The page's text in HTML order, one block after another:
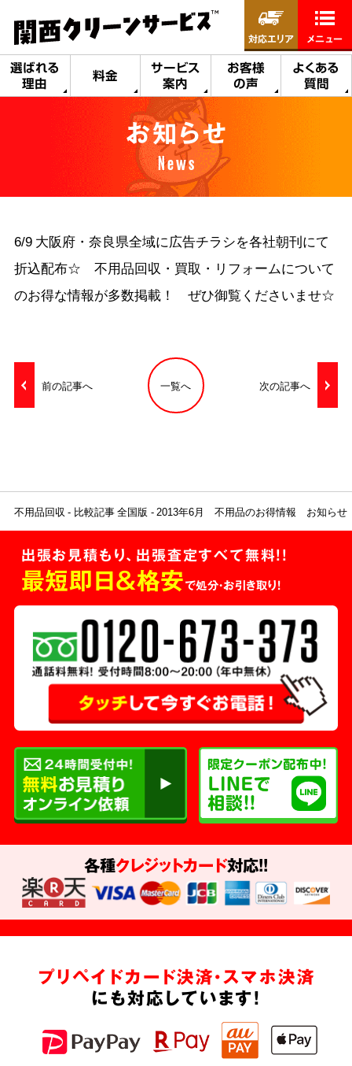
選ばれる
理由
料金
サービス
案内
お客様
の声
よくある
質問
対応エリア メニュー
お知らせ
News
6/9 大阪府・奈良県全域に広告チラシを各社朝刊にて
折込配布☆ 不用品回収・買取・リフォームについて
のお得な情報が多数掲載！ ぜひ御覧くださいませ☆
前の記事へ 一覧へ 次の記事へ
不用品回収 比較記事 全国版 2013年6月 不用品のお得情報 お知らせ
出張お見積もり、出張査定すべて無料!!
最短即日＆格安で処分・お引き取り！
各種クレジットカード対応!!
プリペイドカード決済・スマホ決済
にも対応しています!